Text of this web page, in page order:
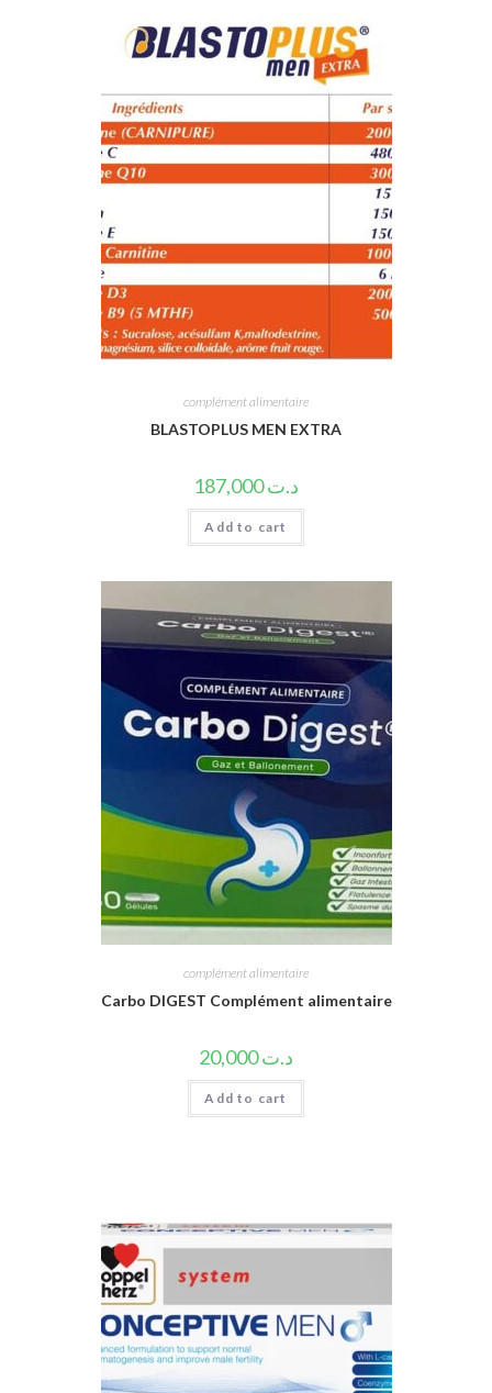
complément alimentaire
BLASTOPLUS MEN EXTRA
د.ت187,000
Add to cart
complément alimentaire
Carbo DIGEST Complément alimentaire
د.ت20,000
Add to cart